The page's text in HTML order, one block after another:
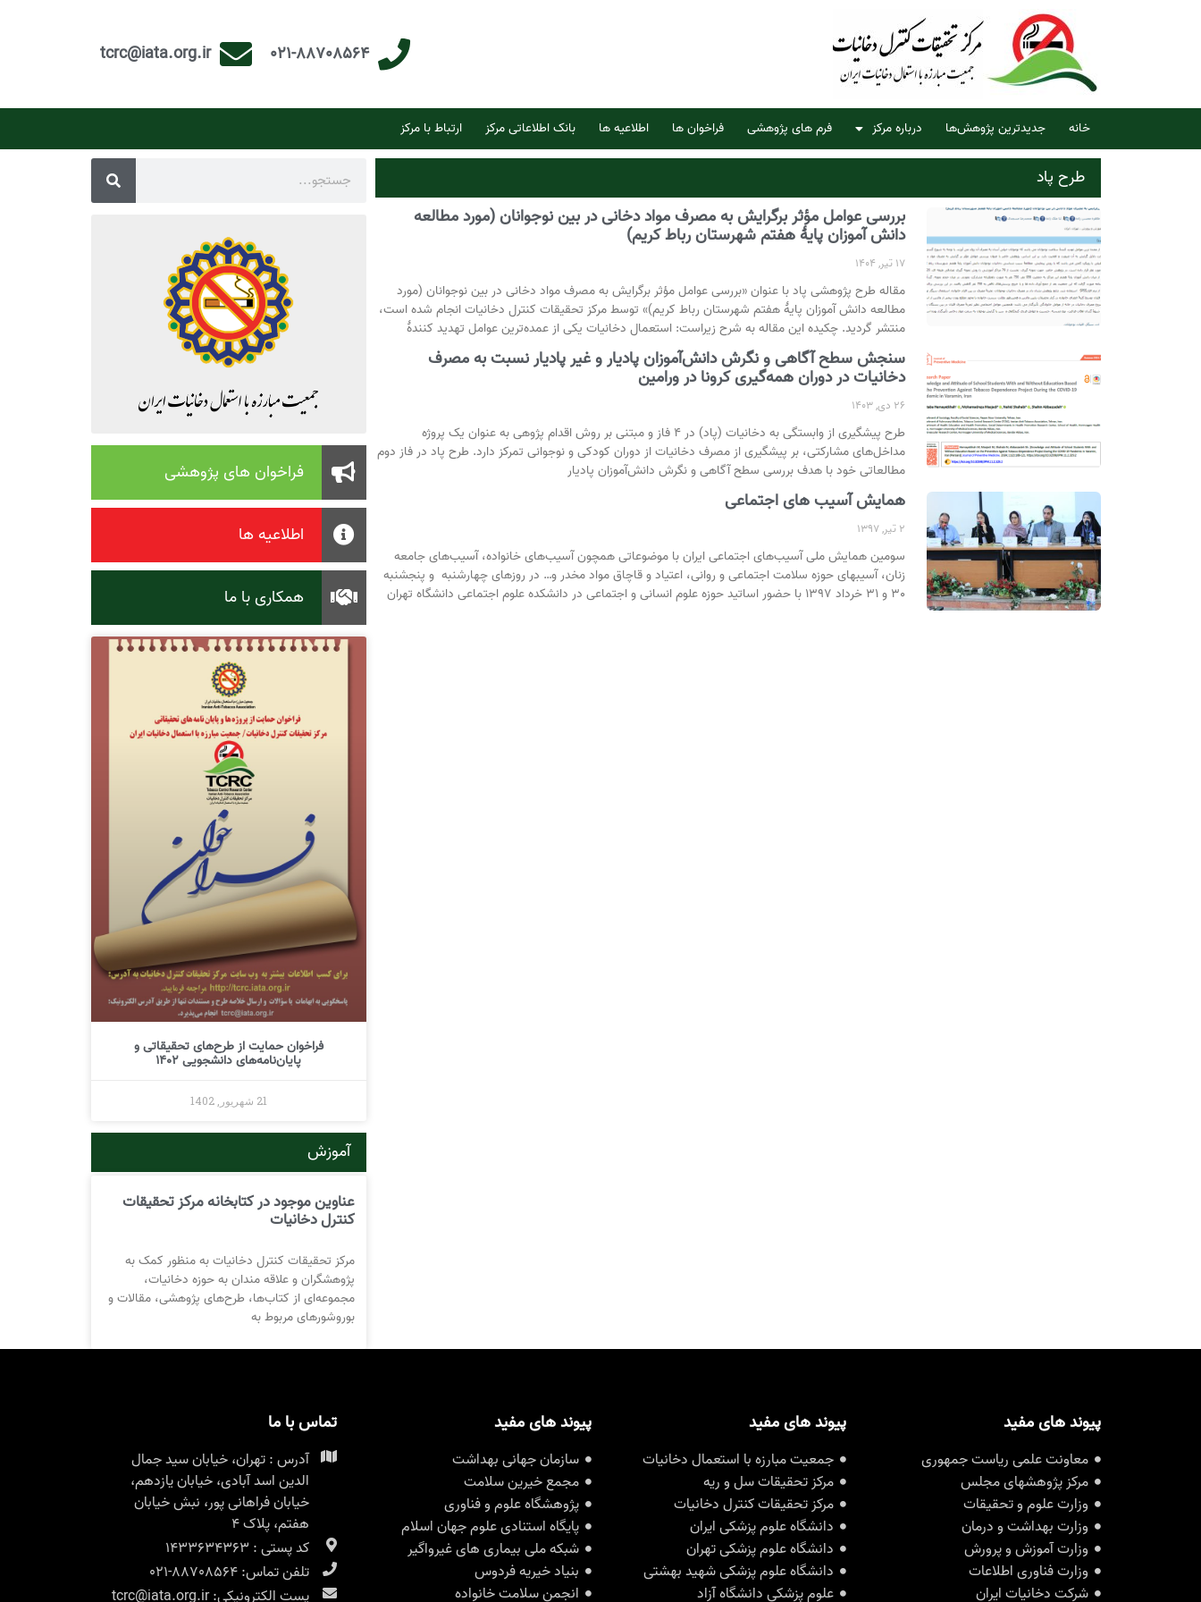
021-88708564
tcrc@iata.org.ir
خانه جدیدترین پژوهش‌ها درباره مرکز فرم های پژوهشی فراخوان ها اطلاعیه ها بانک اطلاعاتی مرکز ارتباط با مرکز
طرح پاد
بررسی عوامل مؤثر برگرایش به مصرف مواد دخانی در بین نوجوانان (مورد مطالعه
دانش آموزان پایۀ هفتم شهرستان رباط کریم)
17 تیر, 1404
مقاله طرح پژوهشی پاد با عنوان «بررسی عوامل مؤثر برگرایش به مصرف مواد دخانی در بین نوجوانان (مورد
مطالعه دانش آموزان پایۀ هفتم شهرستان رباط کریم)» توسط مرکز تحقیقات کنترل دخانیات انجام شده است،
منتشر گردید. چکیده این مقاله به شرح زیراست: استعمال دخانیات یکی از عمده‌ترین عوامل تهدید کنندۀ
سنجش سطح آگاهی و نگرش دانش‌آموزان پادیار و غیر پادیار نسبت به مصرف
دخانیات در دوران همه‌گیری کرونا در ورامین
26 دی, 1403
طرح پیشگیری از وابستگی به دخانیات (پاد) در 4 فاز و مبتنی بر روش اقدام پژوهی به عنوان یک پروژه
مداخل‌های مشارکتی، بر پیشگیری از مصرف دخانیات از دوران کودکی و نوجوانی تمرکز دارد. طرح پاد در فاز دوم
مطالعاتی خود با هدف بررسی سطح آگاهی و نگرش دانش‌آموزان پادیار
همایش آسیب های اجتماعی
2 تیر, 1397
سومین همایش ملی آسیب‌های اجتماعی ایران با موضوعاتی همچون آسیب‌های خانواده، آسیب‌های جامعه
زنان، آسیبهای حوزه سلامت اجتماعی و روانی، اعتیاد و قاچاق مواد مخدر و… در روزهای چهارشنبه و پنجشنبه
30 و 31 خرداد 1397 با حضور اساتید حوزه علوم انسانی و اجتماعی در دانشکده علوم اجتماعی دانشگاه تهران
فراخوان های پژوهشی
اطلاعیه ها
همکاری با ما
فراخوان حمایت از طرح‌های تحقیقاتی و
پایان‌نامه‌های دانشجویی 1402
21 شهریور, 1402
آموزش
عناوین موجود در کتابخانه مرکز تحقیقات
کنترل دخانیات
مرکز تحقیقات کنترل دخانیات به منظور کمک به
پژوهشگران و علاقه مندان به حوزه دخانیات،
مجموعه‌ای از کتاب‌ها، طرح‌های پژوهشی، مقالات و
بوروشورهای مربوط به
پیوند های مفید
معاونت علمی ریاست جمهوری
مرکز پژوهشهای مجلس
وزارت علوم و تحقیقات
وزارت بهداشت و درمان
وزارت آموزش و پرورش
وزارت فناوری اطلاعات
شرکت دخانیات ایران
پیوند های مفید
جمعیت مبارزه با استعمال دخانیات
مرکز تحقیقات سل و ریه
مرکز تحقیقات کنترل دخانیات
دانشگاه علوم پزشکی ایران
دانشگاه علوم پزشکی تهران
دانشگاه علوم پزشکی شهید بهشتی
علوم پزشکی دانشگاه آزاد
پیوند های مفید
سازمان جهانی بهداشت
مجمع خیرین سلامت
پژوهشگاه علوم و فناوری
پایگاه استنادی علوم جهان اسلام
شبکه ملی بیماری های غیرواگیر
بنیاد خیریه فردوس
انجمن سلامت خانواده
تماس با ما
آدرس : تهران، خیابان سید جمال
الدین اسد آبادی، خیابان یازدهم،
خیابان فراهانی پور، نبش خیابان
هفتم، پلاک ۴
کد پستی : 1433634363
تلفن تماس: 88708564-021
پست الکترونیکی: tcrc@iata.org.ir